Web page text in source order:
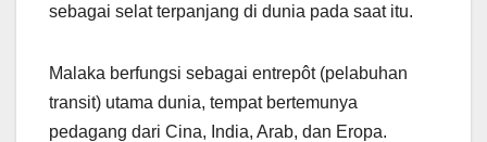
sebagai selat terpanjang di dunia pada saat itu.
Malaka berfungsi sebagai entrepôt (pelabuhan
transit) utama dunia, tempat bertemunya
pedagang dari Cina, India, Arab, dan Eropa.